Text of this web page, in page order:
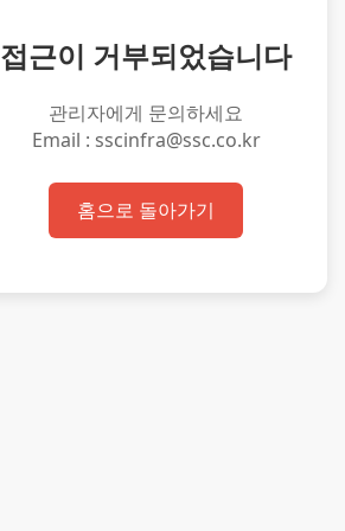
접근이 거부되었습니다
관리자에게 문의하세요
Email : sscinfra@ssc.co.kr
홈으로 돌아가기